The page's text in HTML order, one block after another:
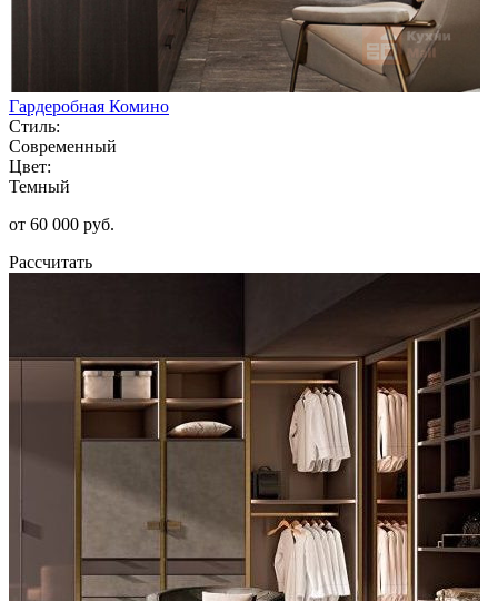
Гардеробная Комино
Стиль:
Современный
Цвет:
Темный
от 60 000 руб.
Рассчитать